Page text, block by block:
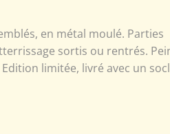
en métal moulé. Parties
sortis ou rentrés.
limitée, livré avec un